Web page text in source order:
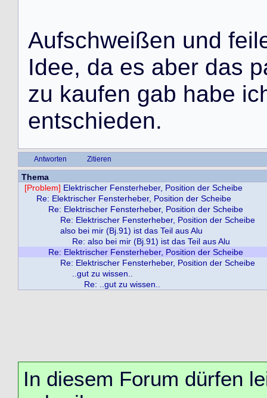
Aufschweißen und feil
Idee, da es aber das p
zu kaufen gab habe ic
entschieden.
Antworten Zitieren
Thema
[Problem] Elektrischer Fensterheber, Position der Scheibe
Re: Elektrischer Fensterheber, Position der Scheibe
Re: Elektrischer Fensterheber, Position der Scheibe
Re: Elektrischer Fensterheber, Position der Scheibe
also bei mir (Bj.91) ist das Teil aus Alu
Re: also bei mir (Bj.91) ist das Teil aus Alu
Re: Elektrischer Fensterheber, Position der Scheibe
Re: Elektrischer Fensterheber, Position der Scheibe
..gut zu wissen..
Re: ..gut zu wissen..
In diesem Forum dürfen